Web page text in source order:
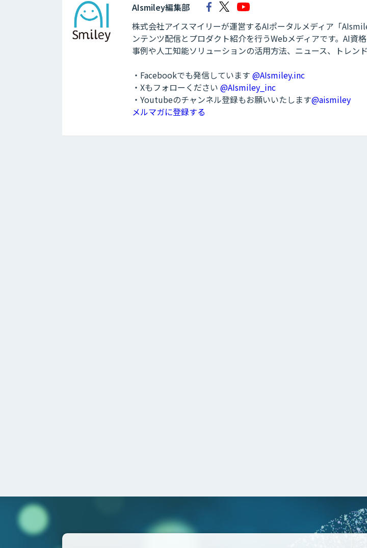
AIsmiley編集部
株式会社アイスマイリーが運営するAIポータルメディア「
ンテンツ配信とプロダクト紹介を行うWebメディアです。AI資
事例や人工知能ソリューションの活用方法、ニュース、トレン
・Facebookでも発信しています @AIsmiley.inc
・Xもフォローください @AIsmiley_inc
・Youtubeのチャンネル登録もお願いいたします@aismiley
メルマガに登録する